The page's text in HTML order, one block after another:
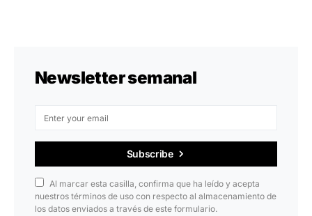
Newsletter semanal
Subscribe
Al marcar esta casilla, confirma que ha leído y acepta
nuestros términos de uso con respecto al almacenamiento de
los datos enviados a través de este formulario.